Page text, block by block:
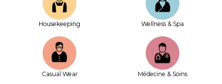
House­keeping Wellness & Spa
Casual Wear Médecine & Soins